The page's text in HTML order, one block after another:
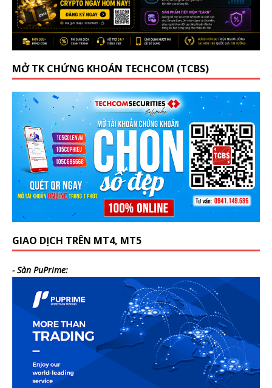
MỞ TK CHỨNG KHOÁN TECHCOM (TCBS)
GIAO DỊCH TRÊN MT4, MT5
- Sàn PuPrime: